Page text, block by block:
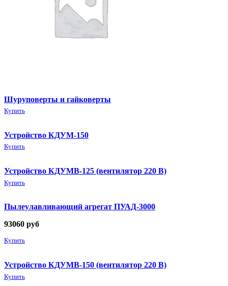
Шуруповерты и гайковерты
Купить
Устройство КДУМ-150
Купить
Устройство КДУМВ-125 (вентилятор 220 В)
Купить
Пылеулавливающий агрегат ПУАД-3000
93060 руб
Купить
Устройство КДУМВ-150 (вентилятор 220 В)
Купить